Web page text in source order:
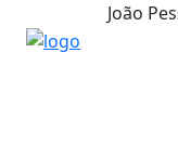
João